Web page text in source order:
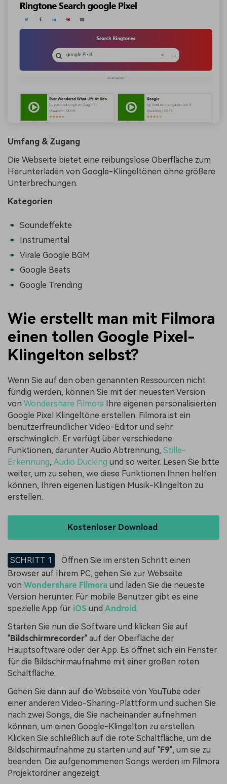
Umfang & Zugang
Die Webseite bietet eine reibungslose Oberfläche zum
Herunterladen von Google-Klingeltönen ohne größere
Unterbrechungen.
Kategorien
Soundeffekte
Instrumental
Virale Google BGM
Google Beats
Google Trending
Wie erstellt man mit Filmora
einen tollen Google Pixel-
Klingelton selbst?
Wenn Sie auf den oben genannten Ressourcen nicht
fündig werden, können Sie mit der neuesten Version
von Wondershare Filmora Ihre eigenen personalisierten
Google Pixel Klingeltöne erstellen. Filmora ist ein
benutzerfreundlicher Video-Editor und sehr
erschwinglich. Er verfügt über verschiedene
Funktionen, darunter Audio Abtrennung, Stille-
Erkennung, Audio Ducking und so weiter. Lesen Sie bitte
weiter, um zu sehen, wie diese Funktionen Ihnen helfen
können, Ihren eigenen lustigen Musik-Klingelton zu
erstellen.
Kostenloser Download
SCHRITT 1
Öffnen Sie im ersten Schritt einen
Browser auf Ihrem PC, gehen Sie zur Webseite
von Wondershare Filmora und laden Sie die neueste
Version herunter. Für mobile Benutzer gibt es eine
spezielle App für iOS und Android.
Starten Sie nun die Software und klicken Sie auf
"Bildschirmrecorder" auf der Oberfläche der
Hauptsoftware oder der App. Es öffnet sich ein Fenster
für die Bildschirmaufnahme mit einer großen roten
Schaltfläche.
Gehen Sie dann auf die Webseite von YouTube oder
einer anderen Video-Sharing-Plattform und suchen Sie
nach zwei Songs, die Sie nacheinander aufnehmen
können, um einen Google-Klingelton zu erstellen.
Klicken Sie schließlich auf die rote Schaltfläche, um die
Bildschirmaufnahme zu starten und auf "F9", um sie zu
beenden. Die aufgenommenen Songs werden im Filmora
Projektordner angezeigt.